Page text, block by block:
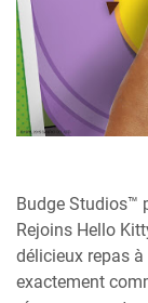
Budge Studios™
Rejoins Hello
délicieux repas
exactement